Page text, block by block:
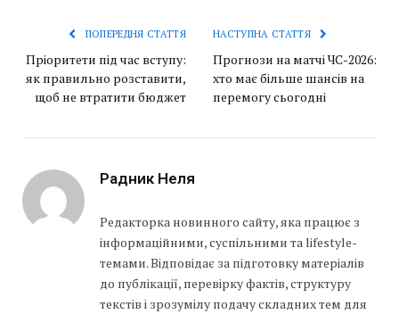
ПОПЕРЕДНЯ СТАТТЯ
Пріоритети під час вступу:
як правильно розставити,
щоб не втратити бюджет
НАСТУПНА СТАТТЯ
Прогнози на матчі ЧС-2026:
хто має більше шансів на
перемогу сьогодні
Радник Неля
Редакторка новинного сайту, яка працює з
інформаційними, суспільними та lifestyle-
темами. Відповідає за підготовку матеріалів
до публікації, перевірку фактів, структуру
текстів і зрозумілу подачу складних тем для